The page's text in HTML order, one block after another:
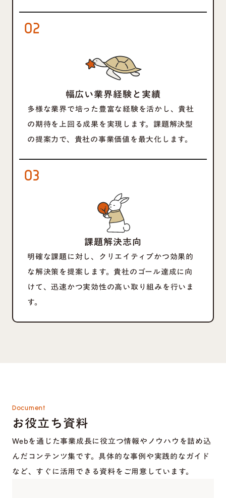
幅広い業界経験と実績
02
多様な業界で培った豊富な経験を活かし、貴社
の期待を上回る成果を実現します。課題解決型
の提案力で、貴社の事業価値を最大化します。
課題解決志向
03
明確な課題に対し、クリエイティブかつ効果的
な解決策を提案します。貴社のゴール達成に向
けて、迅速かつ実効性の高い取り組みを行いま
す。
Document
お役立ち資料
Webを通じた事業成長に役立つ情報やノウハウを詰め込
んだコンテンツ集です。具体的な事例や実践的なガイド
など、すぐに活用できる資料をご用意しています。